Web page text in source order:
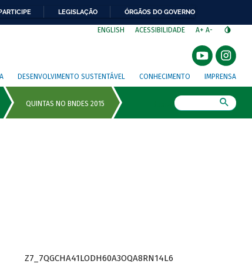
LEGISLAÇÃO ÓRGÃOS DO GOVERNO
ENGLISH ACESSIBILIDADE A+ A-
DESENVOLVIMENTO SUSTENTÁVEL CONHECIMENTO IMPRENSA
Z7_7QGCHA41LODH60A3OQA8RN14L6